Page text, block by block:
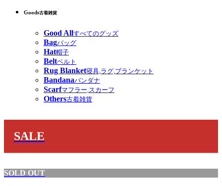
Goods古着雑貨
Good Allすべてのグッズ
Bagバッグ
Hat帽子
Beltベルト
Rug Blanket寝具,ラグ,ブランケット
Bandanaバンダナ
Scarfマフラー,スカーフ
Others古着雑貨
SALE
SOLD OUT